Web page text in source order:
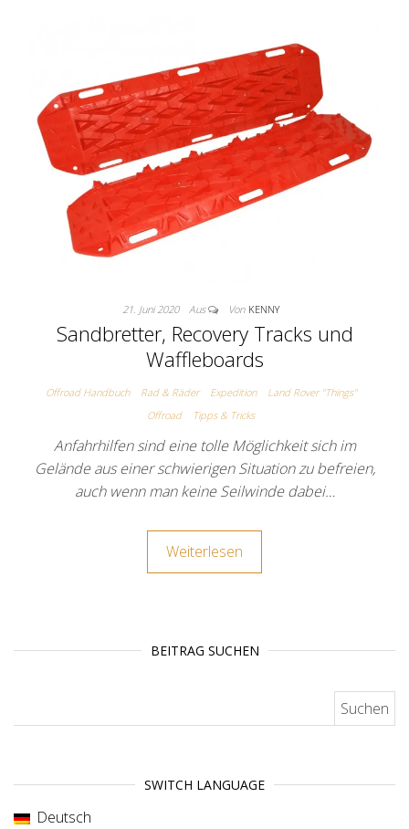
21. Juni 2020 Aus Von KENNY
Sandbretter, Recovery Tracks und
Waffleboards
Offroad Handbuch Rad & Räder Expedition
Land Rover "Things"
Offroad
Tipps & Tricks
Anfahrhilfen sind eine tolle Möglichkeit sich im
Gelände aus einer schwierigen Situation zu befreien,
auch wenn man keine Seilwinde dabei…
Weiterlesen
BEITRAG SUCHEN
SWITCH LANGUAGE
Deutsch